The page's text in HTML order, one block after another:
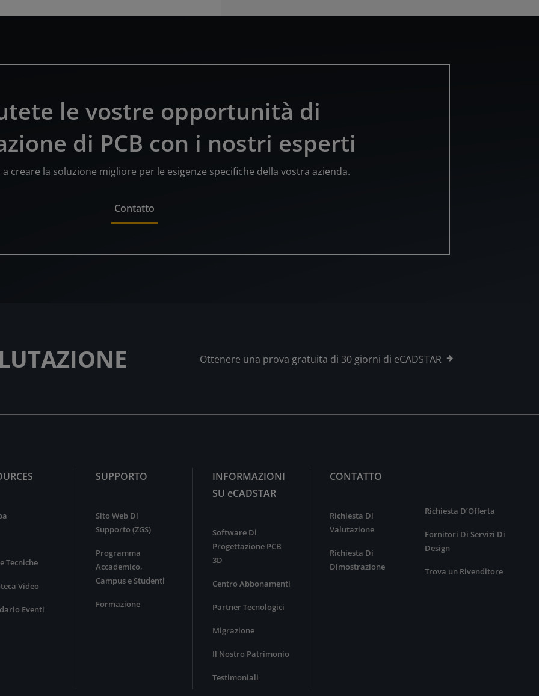
le vostre opportunità di
di PCB con i nostri esperti
creare la soluzione migliore per le esigenze specifiche della vostra azienda.
Contatto
Ottenere una prova gratuita di 30 giorni di eCADSTAR
Tecniche
Video
Eventi
SUPPORTO
Sito Web Di
Supporto (ZGS)
Programma
Accademico,
Campus e Studenti
Formazione
INFORMAZIONI
SU eCADSTAR
Software Di
Progettazione PCB
3D
Centro Abbonamenti
Partner Tecnologici
Migrazione
Il Nostro Patrimonio
Testimoniali
CONTATTO
Richiesta Di
Valutazione
Richiesta Di
Dimostrazione
Richiesta D’Offerta
Fornitori Di Servizi Di
Design
Trova un Rivenditore